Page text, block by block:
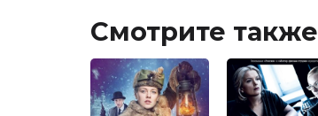
Смотрите также